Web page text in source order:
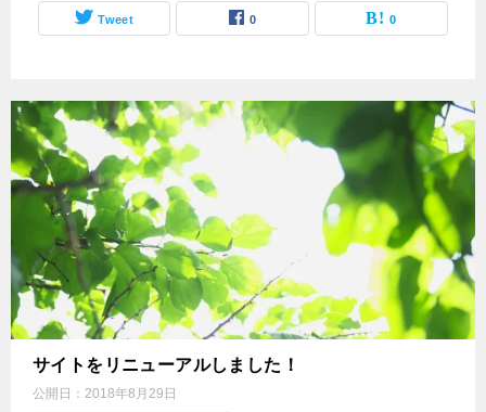
Tweet 0 0
サイトをリニューアルしました！
公開日： 2018年8月29日